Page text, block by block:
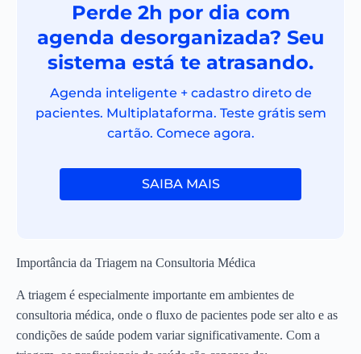
Perde 2h por dia com
agenda desorganizada? Seu
sistema está te atrasando.
Agenda inteligente + cadastro direto de
pacientes. Multiplataforma. Teste grátis sem
cartão. Comece agora.
SAIBA MAIS
Importância da Triagem na Consultoria Médica
A triagem é especialmente importante em ambientes de
consultoria médica, onde o fluxo de pacientes pode ser alto e as
condições de saúde podem variar significativamente. Com a